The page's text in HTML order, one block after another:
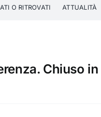
O RITROVATI ATTUALITÀ
Chiuso